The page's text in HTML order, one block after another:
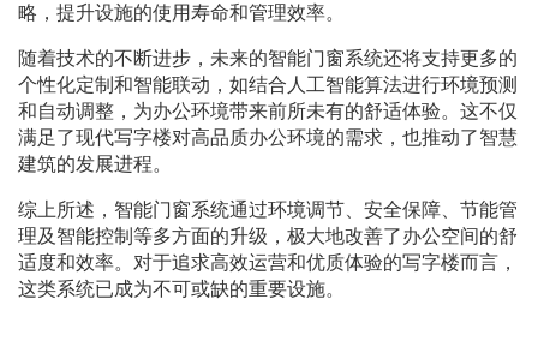
略，提升设施的使用寿命和管理效率。
随着技术的不断进步，未来的智能门窗系统还将支持更多的
个性化定制和智能联动，如结合人工智能算法进行环境预测
和自动调整，为办公环境带来前所未有的舒适体验。这不仅
满足了现代写字楼对高品质办公环境的需求，也推动了智慧
建筑的发展进程。
综上所述，智能门窗系统通过环境调节、安全保障、节能管
理及智能控制等多方面的升级，极大地改善了办公空间的舒
适度和效率。对于追求高效运营和优质体验的写字楼而言，
这类系统已成为不可或缺的重要设施。